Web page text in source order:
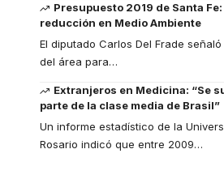
Presupuesto 2019 de Santa
reducción en Medio Ambiente
El diputado Carlos Del Frade
del área para…
Extranjeros en Medicina: “Se
parte de la clase media de Brasil”
Un informe estadístico de la
Rosario indicó que entre 2009…